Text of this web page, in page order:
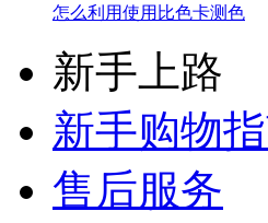
怎么利用使用比色卡测色
新手上路
新手购物
售后服务